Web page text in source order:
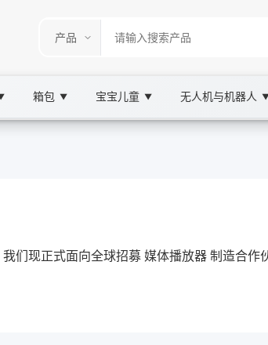
箱包 ▼ 宝宝儿童 ▼ 无人机与机器人
B2C Marketplace
们现正式面向全球招募 媒体播放器 制造合作